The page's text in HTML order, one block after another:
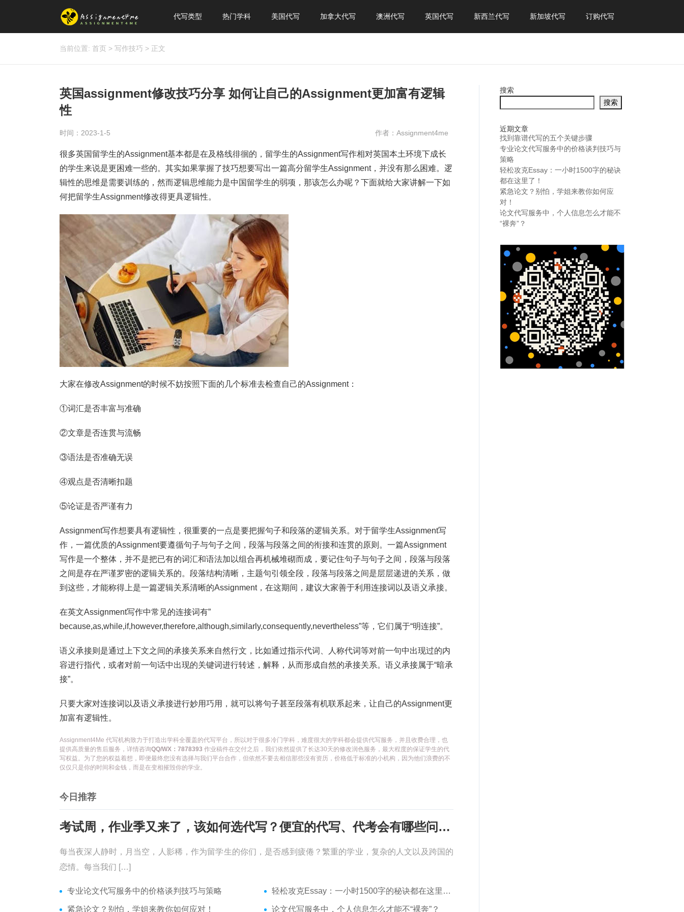
代写类型 热门学科 美国代写 加拿大代写 澳洲代写 英国代写 新西兰代写 新加坡代写 订购代写
当前位置: 首页 > 写作技巧 > 正文
英国assignment修改技巧分享 如何让自己的Assignment更加富有逻辑
性
时间：2023-1-5 作者：Assignment4me
很多英国留学生的Assignment基本都是在及格线徘徊的，留学生的Assignment写作相对英国本土环境下成长
的学生来说是更困难一些的。其实如果掌握了技巧想要写出一篇高分留学生Assignment，并没有那么困难。逻
辑性的思维是需要训练的，然而逻辑思维能力是中国留学生的弱项，那该怎么办呢？下面就给大家讲解一下如
何把留学生Assignment修改得更具逻辑性。
大家在修改Assignment的时候不妨按照下面的几个标准去检查自己的Assignment：
①词汇是否丰富与准确
②文章是否连贯与流畅
③语法是否准确无误
④观点是否清晰扣题
⑤论证是否严谨有力
Assignment写作想要具有逻辑性，很重要的一点是要把握句子和段落的逻辑关系。对于留学生Assignment写
作，一篇优质的Assignment要遵循句子与句子之间，段落与段落之间的衔接和连贯的原则。一篇Assignment
写作是一个整体，并不是把已有的词汇和语法加以组合再机械堆砌而成，要记住句子与句子之间，段落与段落
之间是存在严谨罗密的逻辑关系的。段落结构清晰，主题句引领全段，段落与段落之间是层层递进的关系，做
到这些，才能称得上是一篇逻辑关系清晰的Assignment，在这期间，建议大家善于利用连接词以及语义承接。
在英文Assignment写作中常见的连接词有”
because,as,while,if,however,therefore,although,similarly,consequently,nevertheless”等，它们属于“明连接”。
语义承接则是通过上下文之间的承接关系来自然行文，比如通过指示代词、人称代词等对前一句中出现过的内
容进行指代，或者对前一句话中出现的关键词进行转述，解释，从而形成自然的承接关系。语义承接属于“暗承
接”。
只要大家对连接词以及语义承接进行妙用巧用，就可以将句子甚至段落有机联系起来，让自己的Assignment更
加富有逻辑性。
Assignment4Me 代写机构致力于打造出学科全覆盖的代写平台，所以对于很多冷门学科，难度很大的学科都会提供代写服务，并且收费合理，也
提供高质量的售后服务，详情咨询QQ/WX：7878393 作业稿件在交付之后，我们依然提供了长达30天的修改润色服务，最大程度的保证学生的代
写权益。为了您的权益着想，即便最终您没有选择与我们平台合作，但依然不要去相信那些没有资历，价格低于标准的小机构，因为他们浪费的不
仅仅只是你的时间和金钱，而是在变相摧毁你的学业。
今日推荐
考试周，作业季又来了，该如何选代写？便宜的代写、代考会有哪些问题？
每当夜深人静时，月当空，人影稀，作为留学生的你们，是否感到疲倦？繁重的学业，复杂的人文以及跨国的
恋情。每当我们 […]
专业论文代写服务中的价格谈判技巧与策略 轻松攻克Essay：一小时1500字的秘诀都在这里了！
紧急论文？别怕，学姐来教你如何应对！ 论文代写服务中，个人信息怎么才能不“裸奔”？
搜索
搜索
近期文章
找到靠谱代写的五个关键步骤
专业论文代写服务中的价格谈判技巧与
策略
轻松攻克Essay：一小时1500字的秘诀
都在这里了！
紧急论文？别怕，学姐来教你如何应
对！
论文代写服务中，个人信息怎么才能不
“裸奔”？